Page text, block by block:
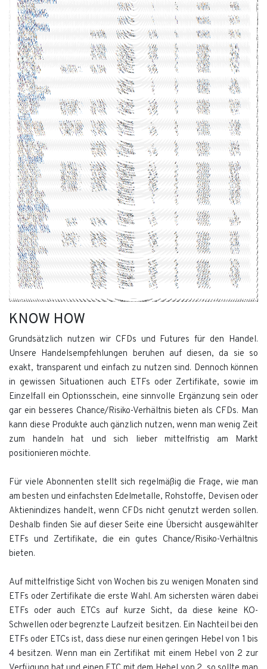
KNOW HOW
Grundsätzlich nutzen wir CFDs und Futures für den Handel.
Unsere Handelsempfehlungen beruhen auf diesen, da sie so
exakt, transparent und einfach zu nutzen sind. Dennoch können
in gewissen Situationen auch ETFs oder Zertifikate, sowie im
Einzelfall ein Optionsschein, eine sinnvolle Ergänzung sein oder
gar ein besseres Chance/Risiko-Verhältnis bieten als CFDs. Man
kann diese Produkte auch gänzlich nutzen, wenn man wenig Zeit
zum handeln hat und sich lieber mittelfristig am Markt
positionieren möchte.
Für viele Abonnenten stellt sich regelmäßig die Frage, wie man
am besten und einfachsten Edelmetalle, Rohstoffe, Devisen oder
Aktienindizes handelt, wenn CFDs nicht genutzt werden sollen.
Deshalb finden Sie auf dieser Seite eine Übersicht ausgewählter
ETFs und Zertifikate, die ein gutes Chance/Risiko-Verhältnis
bieten.
Auf mittelfristige Sicht von Wochen bis zu wenigen Monaten sind
ETFs oder Zertifikate die erste Wahl. Am sichersten wären dabei
ETFs oder auch ETCs auf kurze Sicht, da diese keine KO-
Schwellen oder begrenzte Laufzeit besitzen. Ein Nachteil bei den
ETFs oder ETCs ist, dass diese nur einen geringen Hebel von 1 bis
4 besitzen. Wenn man ein Zertifikat mit einem Hebel von 2 zur